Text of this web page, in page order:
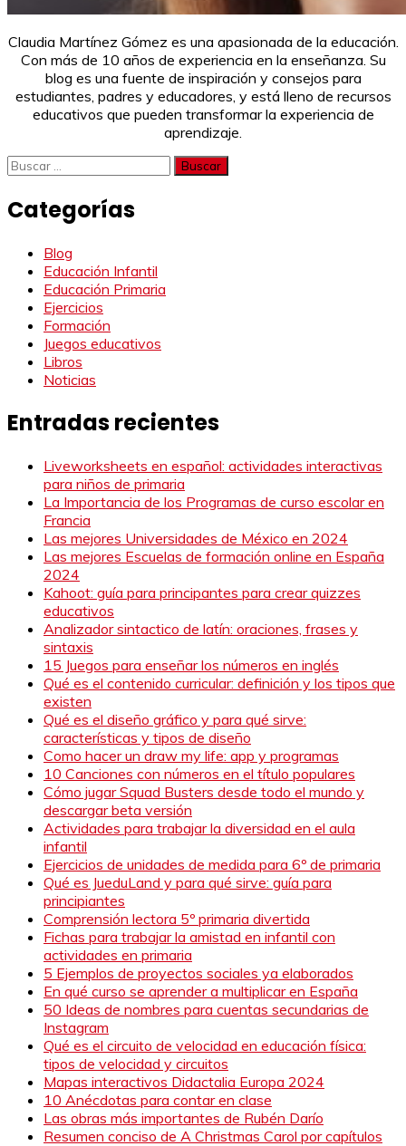
Claudia Martínez Gómez es una apasionada de la educación.
Con más de 10 años de experiencia en la enseñanza. Su
blog es una fuente de inspiración y consejos para
estudiantes, padres y educadores, y está lleno de recursos
educativos que pueden transformar la experiencia de
aprendizaje.
Buscar:
Categorías
Blog
Educación Infantil
Educación Primaria
Ejercicios
Formación
Juegos educativos
Libros
Noticias
Entradas recientes
Liveworksheets en español: actividades interactivas
para niños de primaria
La Importancia de los Programas de curso escolar en
Francia
Las mejores Universidades de México en 2024
Las mejores Escuelas de formación online en España
2024
Kahoot: guía para principantes para crear quizzes
educativos
Analizador sintactico de latín: oraciones, frases y
sintaxis
15 Juegos para enseñar los números en inglés
Qué es el contenido curricular: definición y los tipos que
existen
Qué es el diseño gráfico y para qué sirve:
características y tipos de diseño
Como hacer un draw my life: app y programas
10 Canciones con números en el título populares
Cómo jugar Squad Busters desde todo el mundo y
descargar beta versión
Actividades para trabajar la diversidad en el aula
infantil
Ejercicios de unidades de medida para 6º de primaria
Qué es JueduLand y para qué sirve: guía para
principiantes
Comprensión lectora 5º primaria divertida
Fichas para trabajar la amistad en infantil con
actividades en primaria
5 Ejemplos de proyectos sociales ya elaborados
En qué curso se aprender a multiplicar en España
50 Ideas de nombres para cuentas secundarias de
Instagram
Qué es el circuito de velocidad en educación física:
tipos de velocidad y circuitos
Mapas interactivos Didactalia Europa 2024
10 Anécdotas para contar en clase
Las obras más importantes de Rubén Darío
Resumen conciso de A Christmas Carol por capítulos